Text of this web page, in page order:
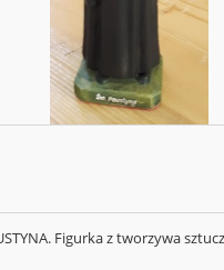
Figurka z tworzywa